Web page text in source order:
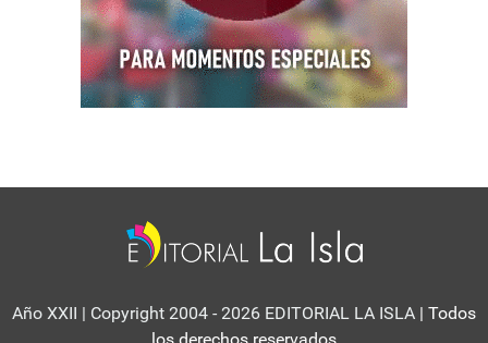
Año XXII | Copyright 2004 - 2026 EDITORIAL LA ISLA | Todos